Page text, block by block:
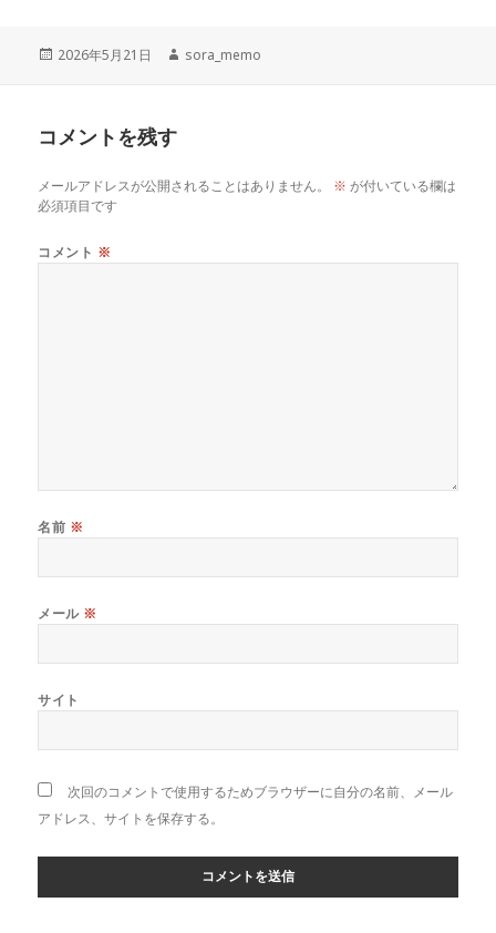
投
2026年5月21日
作
sora_memo
コメントを残す
メールアドレスが公開されることはありません。 ※ が付いている欄は
必須項目です
コメント ※
名前 ※
メール ※
サイト
次回のコメントで使用するためブラウザーに自分の名前、メール
アドレス、サイトを保存する。